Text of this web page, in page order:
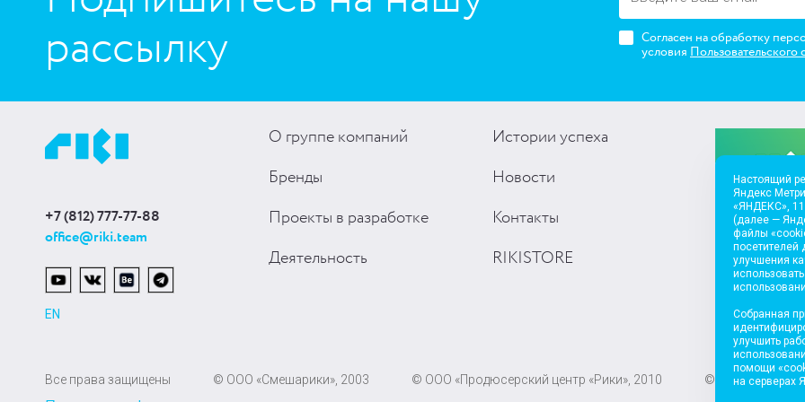
рассылку
Согласен на обработку
условия Пользовательского
+7 (812) 777-77-88
office@riki.team
EN
О группе компаний
Бренды
Проекты в разработке
Деятельность
Истории успеха
Новости
Контакты
RIKISTORE
Все права защищены © ООО «Смешарики», 2003 © ООО «Продюсерский центр «Рики», 2010 © ООО
Настоящий
Яндекс
«ЯНДЕКС»,
(далее —
файлы
посетителей
улучшения
Собранная
улучшить
помощи
на серверах